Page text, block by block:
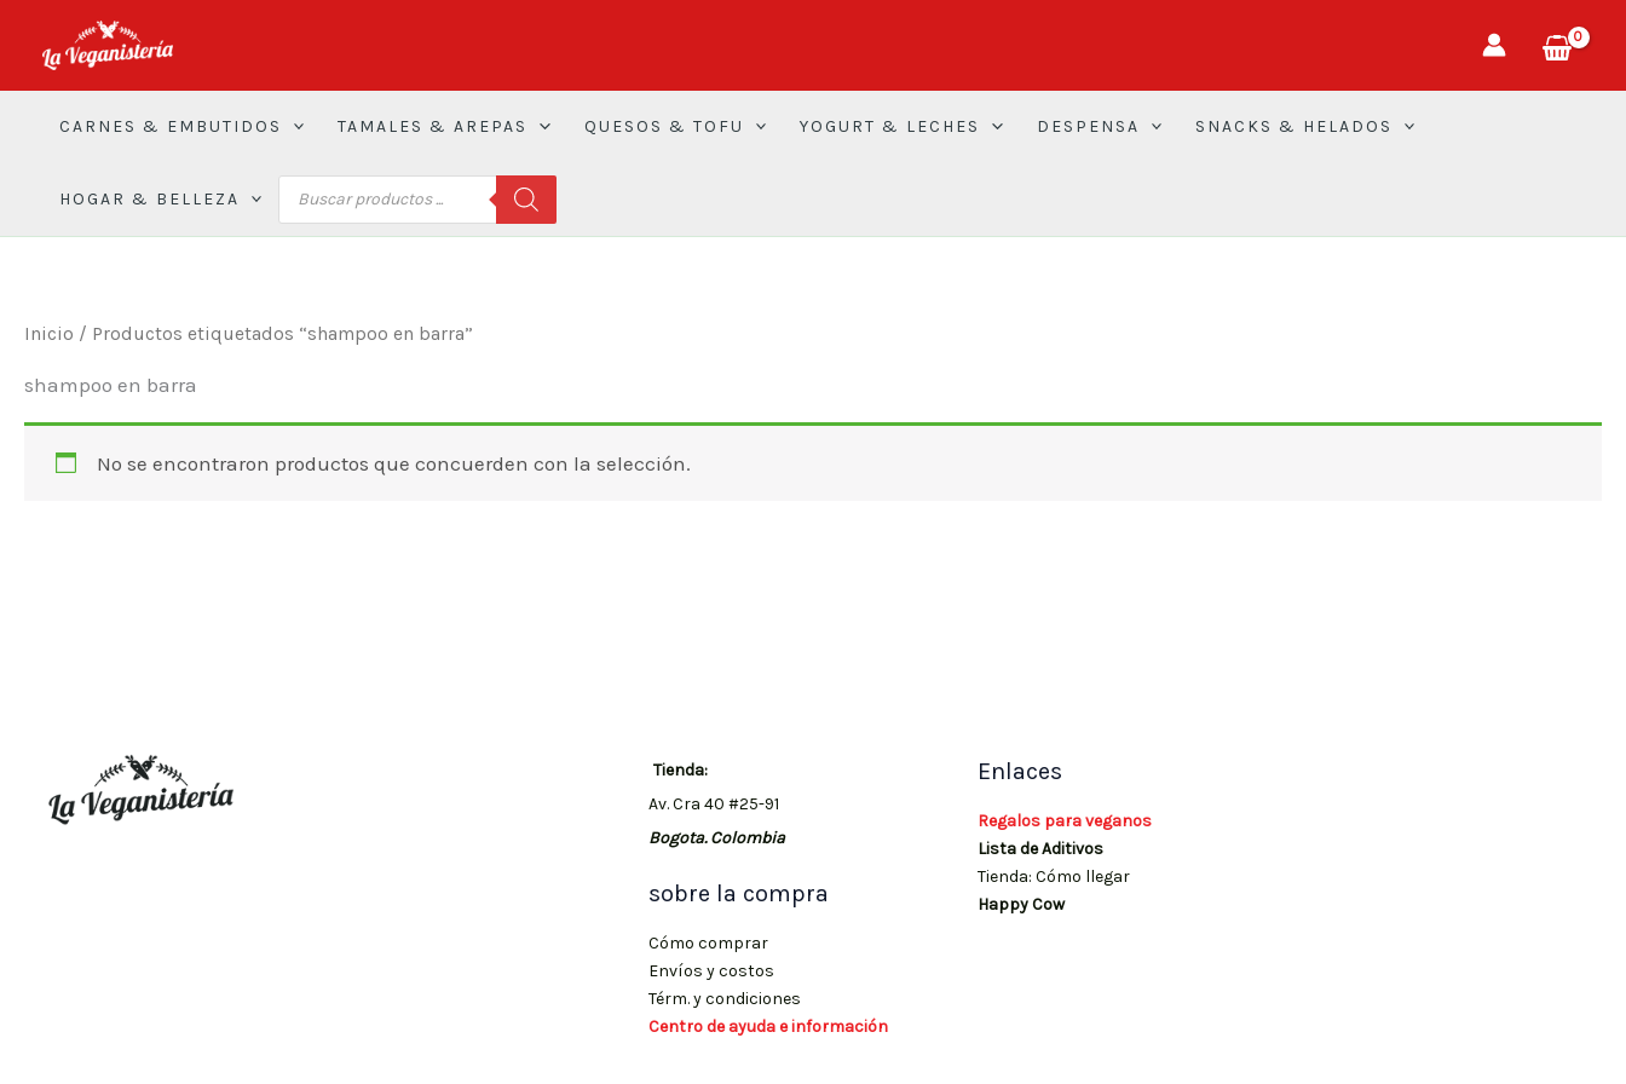
CARNES & EMBUTIDOS TAMALES & AREPAS QUESOS & TOFU YOGURT & LECHES DESPENSA SNACKS & HELADOS
HOGAR & BELLEZA
DE
PRODUCTOS
Inicio / Productos etiquetados “shampoo en barra”
shampoo en barra
No se encontraron productos que concuerden con la selección.
Tienda:
Av. Cra 40 #25-91
Bogota. Colombia
sobre la compra
Cómo comprar
Envíos y costos
Térm. y condiciones
Centro de ayuda e información
Enlaces
Regalos para veganos
Lista de Aditivos
Tienda: Cómo llegar
Happy Cow